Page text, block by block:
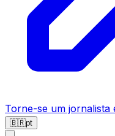
Torne-se um jornalista
🇧🇷pt